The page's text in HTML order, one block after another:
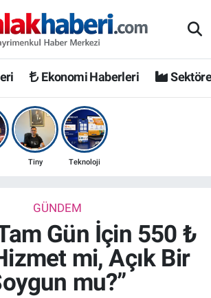
Ekonomi Haberleri
Tiny Teknoloji
GÜNDEM
Gün İçin 550 ₺
mi, Açık Bir
mu?”